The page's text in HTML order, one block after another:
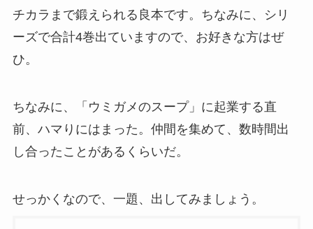
チカラまで鍛えられる良本です。ちなみに、シリ
ーズで合計4巻出ていますので、お好きな方はぜ
ひ。
ちなみに、「ウミガメのスープ」に起業する直
前、ハマりにはまった。仲間を集めて、数時間出
し合ったことがあるくらいだ。
せっかくなので、一題、出してみましょう。